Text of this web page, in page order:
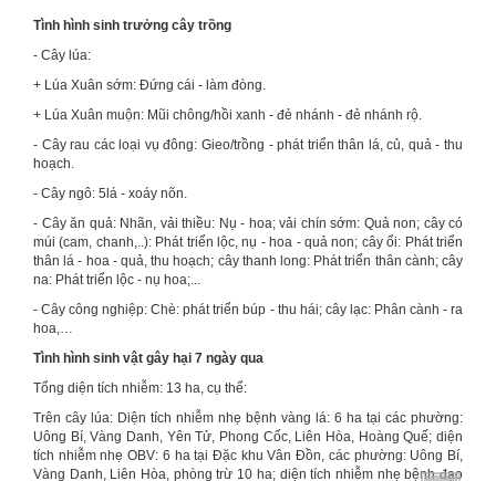
Tình hình sinh trưởng cây trồng
- Cây lúa:
+ Lúa Xuân sớm: Đứng cái - làm đòng.
+ Lúa Xuân muộn: Mũi chông/hồi xanh - đẻ nhánh - đẻ nhánh rộ.
- Cây rau các loại vụ đông: Gieo/trồng - phát triển thân lá, củ, quả - thu
hoạch.
- Cây ngô: 5lá - xoáy nõn.
- Cây ăn quả: Nhãn, vải thiều: Nụ - hoa; vải chín sớm: Quả non; cây có
múi (cam, chanh,..): Phát triển lộc, nụ - hoa - quả non; cây ổi: Phát triển
thân lá - hoa - quả, thu hoạch; cây thanh long: Phát triển thân cành; cây
na: Phát triển lộc - nụ hoa;...
- Cây công nghiệp: Chè: phát triển búp - thu hái; cây lạc: Phân cành - ra
hoa,…
Tình hình sinh vật gây hại 7 ngày qua
Tổng diện tích nhiễm: 13 ha, cụ thể:
Trên cây lúa: Diện tích nhiễm nhẹ bệnh vàng lá: 6 ha tại các phường:
Uông Bí, Vàng Danh, Yên Tử, Phong Cốc, Liên Hòa, Hoàng Quế; diện
tích nhiễm nhẹ OBV: 6 ha tại Đặc khu Vân Đồn, các phường: Uông Bí,
Vàng Danh, Liên Hòa, phòng trừ 10 ha; diện tích nhiễm nhẹ bệnh đạo